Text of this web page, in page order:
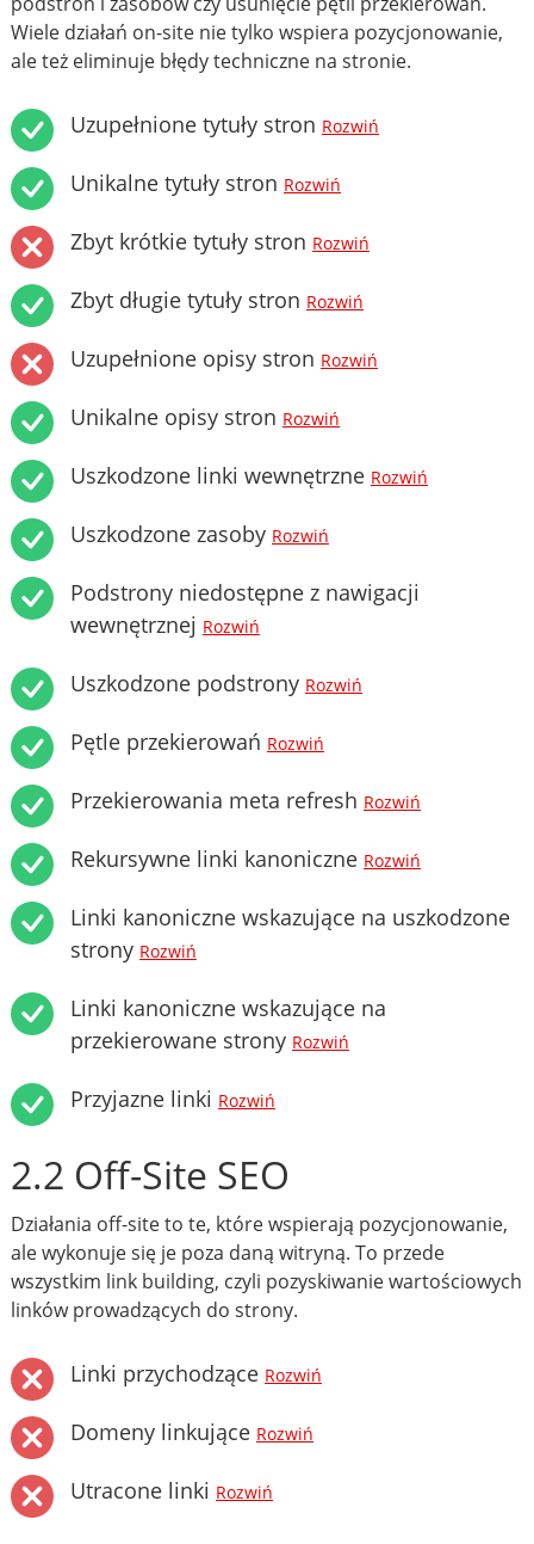
Wiele działań on-site nie tylko wspiera pozycjonowanie,
ale też eliminuje błędy techniczne na stronie.
Uzupełnione tytuły stron Rozwiń
Unikalne tytuły stron Rozwiń
Zbyt krótkie tytuły stron Rozwiń
Zbyt długie tytuły stron Rozwiń
Uzupełnione opisy stron Rozwiń
Unikalne opisy stron Rozwiń
Uszkodzone linki wewnętrzne Rozwiń
Uszkodzone zasoby Rozwiń
Podstrony niedostępne z nawigacji
wewnętrznej Rozwiń
Uszkodzone podstrony Rozwiń
Pętle przekierowań Rozwiń
Przekierowania meta refresh Rozwiń
Rekursywne linki kanoniczne Rozwiń
Linki kanoniczne wskazujące na uszkodzone
strony Rozwiń
Linki kanoniczne wskazujące na
przekierowane strony Rozwiń
Przyjazne linki Rozwiń
2.2 Off-Site SEO
Działania off-site to te, które wspierają pozycjonowanie,
ale wykonuje się je poza daną witryną. To przede
wszystkim link building, czyli pozyskiwanie wartościowych
linków prowadzących do strony.
Linki przychodzące Rozwiń
Domeny linkujące Rozwiń
Utracone linki Rozwiń